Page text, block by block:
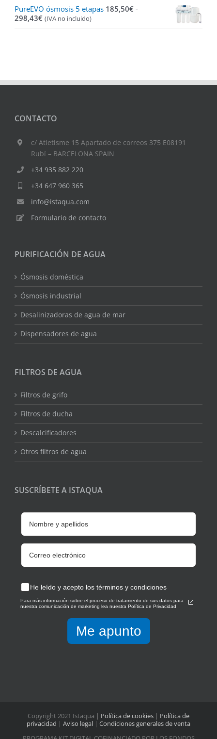
217,00€
PureEVO ósmosis 5 etapas 185,50€ -
298,43€Rango
de
(IVA no incluido)
CONTACTO
c/ Atletisme 15 Apartado de correos 375 E08191
Rubí – BARCELONA SPAIN
+34 935 882 220
+34 647 960 365
info@istaqua.com
Formulario de contacto
PURIFICACIÓN DE AGUA
Ósmosis doméstica
Ósmosis industrial
Desalinizadoras de agua de mar
Dispensadores de agua
FILTROS DE AGUA
Filtros de grifo
Filtros de ducha
Descalcificadores
Otros filtros de agua
SUSCRÍBETE A ISTAQUA
He leído y acepto los términos y condiciones
Para más información sobre el proceso de tratamiento de sus datos para
nuestra comunicación de marketing lea nuestra Política de Privacidad
Me apunto
Copyright 2021 Istaqua | Política de cookies | Política de
privacidad | Aviso legal | Condiciones generales de venta